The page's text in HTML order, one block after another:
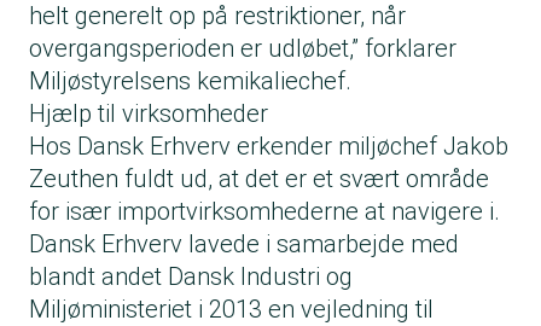
helt generelt op på restriktioner, når
overgangsperioden er udløbet,” forklarer
Miljøstyrelsens kemikaliechef.
Hjælp til virksomheder
Hos Dansk Erhverv erkender miljøchef Jakob
Zeuthen fuldt ud, at det er et svært område
for især importvirksomhederne at navigere i.
Dansk Erhverv lavede i samarbejde med
blandt andet Dansk Industri og
Miljøministeriet i 2013 en vejledning til